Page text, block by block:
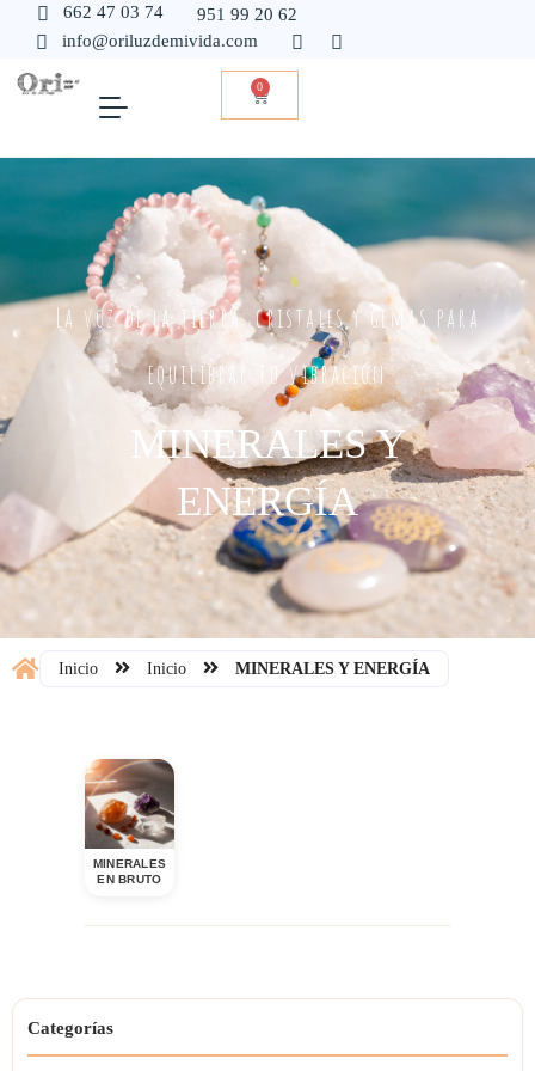
662 47 03 74
951 99 20 62
info@oriluzdemivida.com
0
La voz de la tierra: cristales y gemas para
equilibrar tu vibración
MINERALES Y
ENERGÍA
Inicio Inicio MINERALES Y ENERGÍA
Categorías
MINERALES
EN BRUTO